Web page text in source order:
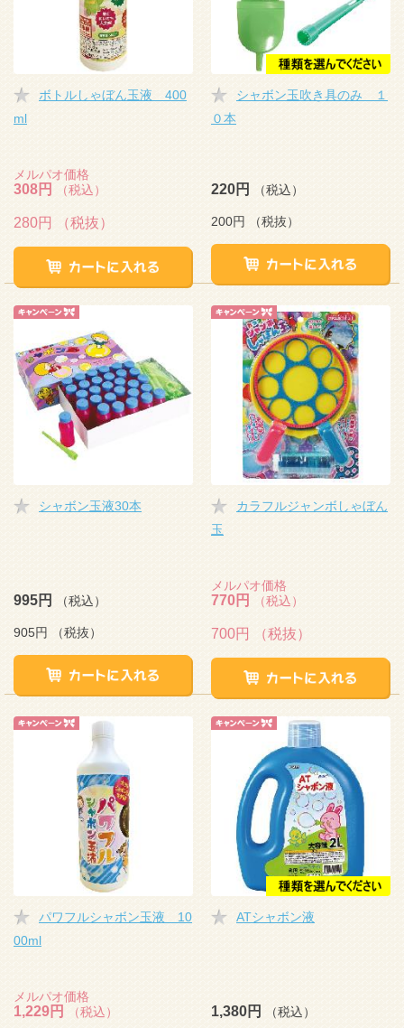
ボトルしゃぼん玉液 400
ml
メルパオ価格
308円 （税込）
280円 （税抜）
シャボン玉吹き具のみ １
０本
220円 （税込）
200円 （税抜）
シャボン玉液30本
995円 （税込）
905円 （税抜）
カラフルジャンボしゃぼん
玉
メルパオ価格
770円 （税込）
700円 （税抜）
パワフルシャボン玉液 10
00ml
メルパオ価格
1,229円 （税込）
ATシャボン液
1,380円 （税込）